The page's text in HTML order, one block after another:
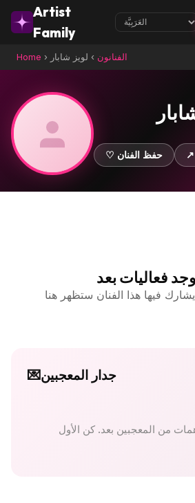
Artist
Family
Home › الفنانون › لويز شابار
♡ حفظ الفنان
فعاليات بعد
💌جدار المعجبين